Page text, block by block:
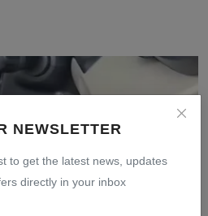
NEWSLETTER
to get the latest news, updates
directly in your inbox